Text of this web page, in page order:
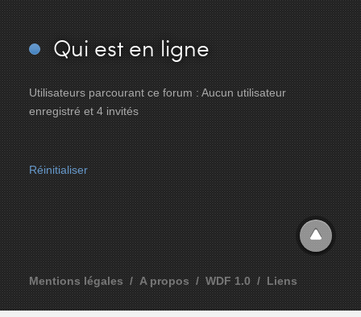
Qui est en ligne
Utilisateurs parcourant ce forum : Aucun utilisateur
enregistré et 4 invités
Réinitialiser
Mentions légales A propos WDF 1.0 Liens